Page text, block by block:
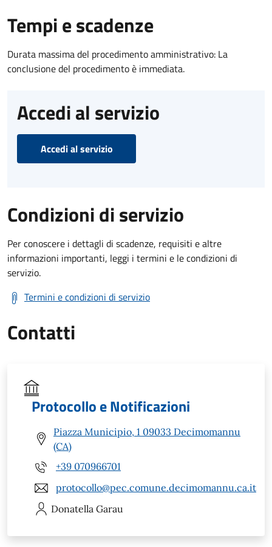
Tempi e scadenze
Durata massima del procedimento amministrativo: La
conclusione del procedimento è immediata.
Accedi al servizio
Accedi al servizio
Condizioni di servizio
Per conoscere i dettagli di scadenze, requisiti e altre
informazioni importanti, leggi i termini e le condizioni di
servizio.
Termini e condizioni di servizio
Contatti
Protocollo e Notificazioni
Piazza Municipio, 1 09033 Decimomannu
(CA)
+39 070966701
protocollo@pec.comune.decimomannu.ca.it
Donatella Garau